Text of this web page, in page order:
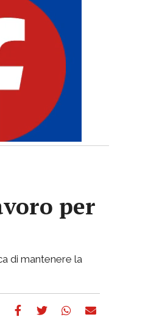
per
di mantenere la